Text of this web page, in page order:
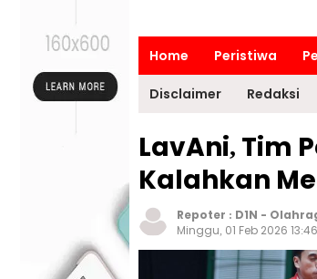
Home Peristiwa
Disclaimer Redaksi
LavAni, Tim
Kalahkan
Repoter : D1N -
Minggu, 01 Feb 2026